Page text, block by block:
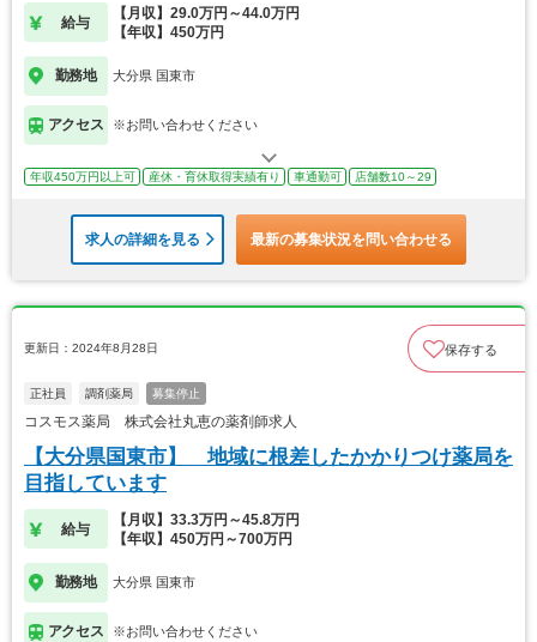
給与
【月収】29.0万円～44.0万円
【年収】450万円
勤務地 大分県 国東市
アクセス ※お問い合わせください
年収450万円以上可 産休・育休取得実績有り 車通勤可 店舗数10～29
求人の詳細を見る 最新の募集状況を問い合わせる
更新日：2024年8月28日 保存する
正社員 調剤薬局 募集停止
コスモス薬局 株式会社丸恵の薬剤師求人
【大分県国東市】 地域に根差したかかりつけ薬局を
目指しています
給与
【月収】33.3万円～45.8万円
【年収】450万円～700万円
勤務地 大分県 国東市
アクセス ※お問い合わせください